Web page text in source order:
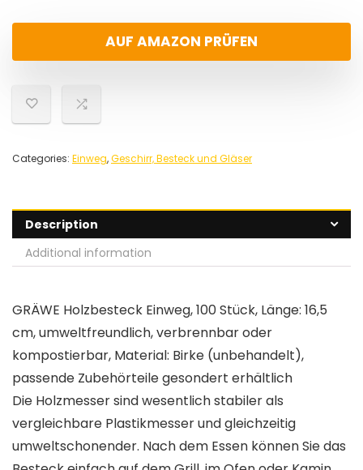
AUF AMAZON PRÜFEN
Categories: Einweg,Geschirr, Besteck und Gläser
Description
Additional information
GRÄWE Holzbesteck Einweg, 100 Stück, Länge: 16,5
cm, umweltfreundlich, verbrennbar oder
kompostierbar, Material: Birke (unbehandelt),
passende Zubehörteile gesondert erhältlich
Die Holzmesser sind wesentlich stabiler als
vergleichbare Plastikmesser und gleichzeitig
umweltschonender. Nach dem Essen können Sie das